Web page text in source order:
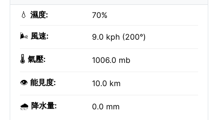
💧 濕度: 70%
🌬️ 風速: 9.0 kph (200°)
🌡️ 氣壓: 1006.0 mb
👁️ 能見度: 10.0 km
🌧️ 降水量: 0.0 mm